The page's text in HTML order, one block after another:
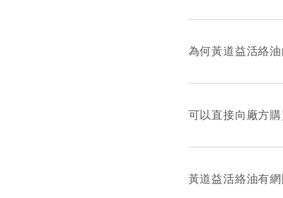
售黃道益活絡油
為何黃道益活絡
的，功效也是一
可以直接向廠方
地址: 九龍長沙
黃道益活絡油有網